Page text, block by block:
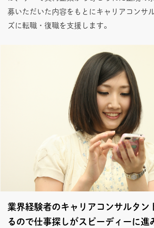
募いただいた内容をもとにキャリアコンサ
ズに転職・復職を支援します。
業界経験者のキャリアコンサルタン
るので仕事探しがスピーディーに進